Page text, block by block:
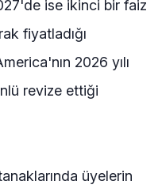
ise ikinci bir faiz
fiyatladığı
2026 yılı
revize ettiği
üyelerin